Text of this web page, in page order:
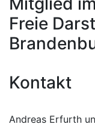
Freie
Kontakt
Andreas Erfurth